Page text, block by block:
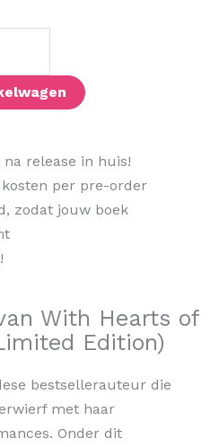
release in huis!
per pre-order
zodat jouw boek
With Hearts of
Edition)
bestsellerauteur die
met haar
Onder dit